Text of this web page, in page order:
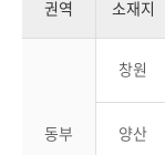
권역 소재지
동부
창원
양산